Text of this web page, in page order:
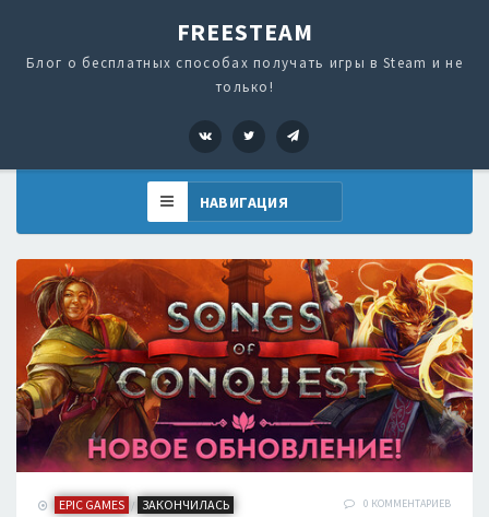
FREESTEAM
Блог о бесплатных способах получать игры в Steam и не
только!
VK Twitter
EPIC GAMES / ЗАКОНЧИЛАСЬ 0 КОММЕНТАРИЕВ